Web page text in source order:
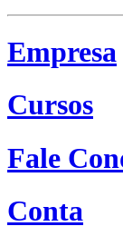
Empresa
Cursos
Fale
Conta